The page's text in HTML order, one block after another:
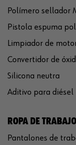
Polímero sellador
Pistola espuma
Limpiador de
Convertidor de
Silicona neutra
Aditivo para diésel
ROPA DE TRABAJO
Pantalones de